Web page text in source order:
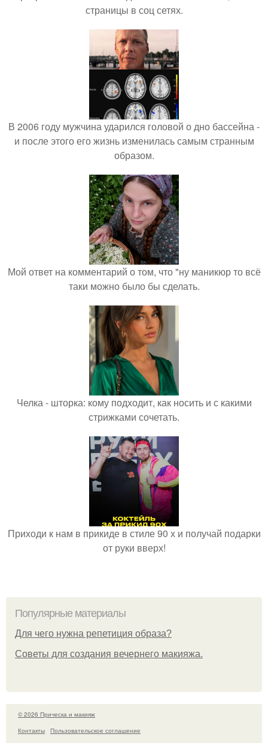
страницы в соц сетях.
В 2006 году мужчина ударился головой о дно бассейна -
и после этого его жизнь изменилась самым странным
образом.
Мой ответ на комментарий о том, что "ну маникюр то всё
таки можно было бы сделать.
Челка - шторка: кому подходит, как носить и с какими
стрижками сочетать.
Приходи к нам в прикиде в стиле 90 х и получай подарки
от руки вверх!
Популярные материалы
Для чего нужна репетиция образа?
Советы для создания вечернего макияжа.
© 2026 Прическа и макияж
Контакты
Пользовательское соглашение